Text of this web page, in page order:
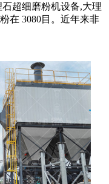
超细磨粉机设备,大理
在 3080目。近年来非